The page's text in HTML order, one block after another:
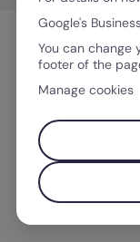
Google's
You can change
footer of the
Manage cookies